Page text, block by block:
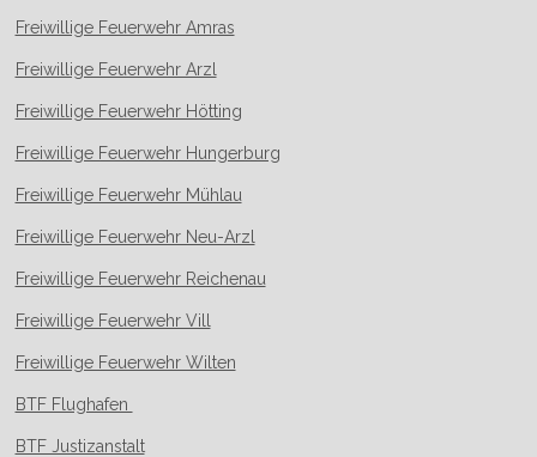
k
Freiwillige Feuerwehr Amras
Freiwillige Feuerwehr Arzl
Freiwillige Feuerwehr Hötting
Freiwillige Feuerwehr Hungerburg
Freiwillige Feuerwehr Mühlau
Freiwillige Feuerwehr Neu-Arzl
Freiwillige Feuerwehr Reichenau
Freiwillige Feuerwehr Vill
Freiwillige Feuerwehr Wilten
BTF Flughafen
BTF Justizanstalt